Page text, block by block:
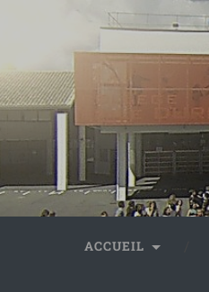
ACCUEIL